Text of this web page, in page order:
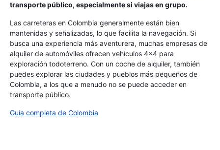
transporte público, especialmente si viajas en grupo.
Las carreteras en Colombia generalmente están bien
mantenidas y señalizadas, lo que facilita la navegación. Si
busca una experiencia más aventurera, muchas empresas de
alquiler de automóviles ofrecen vehículos 4x4 para
exploración todoterreno. Con un coche de alquiler, también
puedes explorar las ciudades y pueblos más pequeños de
Colombia, a los que a menudo no se puede acceder en
transporte público.
Guía completa de Colombia